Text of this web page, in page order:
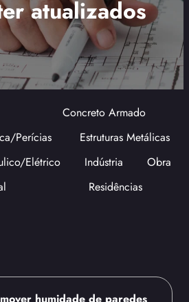
atualizados
Concreto Armado
Perícias
Estruturas Metálicas
Elétrico Indústria
Obra
Residências